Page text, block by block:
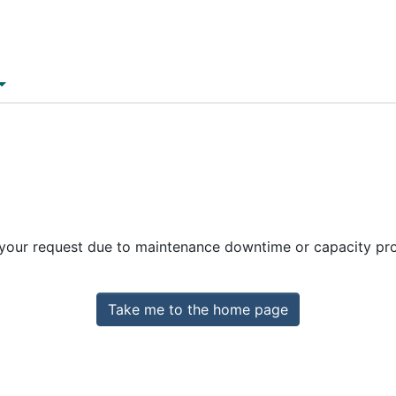
request due to maintenance downtime or capacity
Take me to the home page